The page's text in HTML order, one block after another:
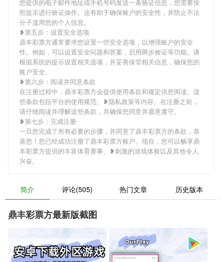
您提供的电子邮件地址或手机号码发送一条验证信息，您需要按
照提示进行验证操作。这有助于确保账户的安全性，并防止不法
分子滥用您的个人信息。
❥第五步：设置安全选项
鼎丰彩票方通常要求您设置一些安全选项，以增强账户的安全
性。例如，可以设置安全问题和答案，启用两步验证等功能。请
根据系统的提示设置相关选项，并妥善保管相关信息，确保您的
账户安全。
❥第六步：阅读并同意条款
在注册过程中，鼎丰彩票方会提供使用条款和规定供您阅读。这
些条款包括平台的使用规范、❥隐私政策等内容。在注册之前，
请仔细阅读并理解这些条款，并确保您同意并愿意遵守。
❥第七步：完成注册
一旦您完成了所有必要的步骤，并同意了鼎丰彩票方的条款，恭
喜您！您已经成功注册了鼎丰彩票方账户。现在，您可以畅享鼎
丰彩票方提供的丰富体育赛事、❥刺激的游戏体验以及其他令人
兴奋。
简介 评论(505) 热门文章 历史版本
鼎丰彩票方最新版截图